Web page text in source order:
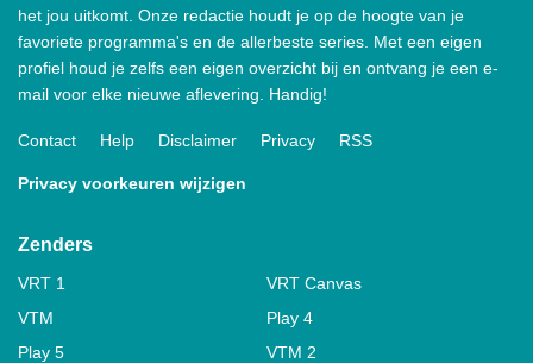
het jou uitkomt. Onze redactie houdt je op de hoogte van je
favoriete programma's en de allerbeste series. Met een eigen
profiel houd je zelfs een eigen overzicht bij en ontvang je een e-
mail voor elke nieuwe aflevering. Handig!
Contact Help Disclaimer Privacy RSS
Privacy voorkeuren wijzigen
Zenders
VRT 1
VRT Canvas
VTM
Play 4
Play 5
VTM 2